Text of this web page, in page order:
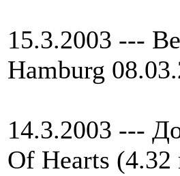
15.3.2003 ---
Hamburg
14.3.2003 ---
Of Hearts (4.32